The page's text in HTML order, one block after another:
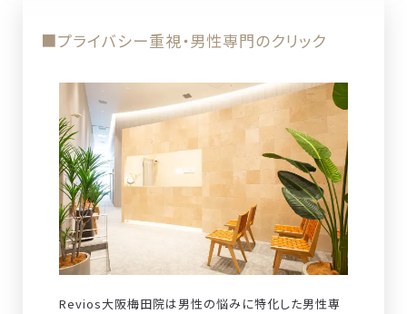
■プライバシー重視・男性専門のクリック
Revios大阪梅田院は男性の悩みに特化した男性専